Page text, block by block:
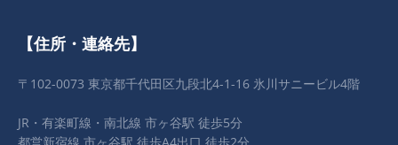
【住所・連絡先】
〒102-0073 東京都千代田区九段北4-1-16 氷川サニービル4階
JR・有楽町線・南北線 市ヶ谷駅 徒歩5分